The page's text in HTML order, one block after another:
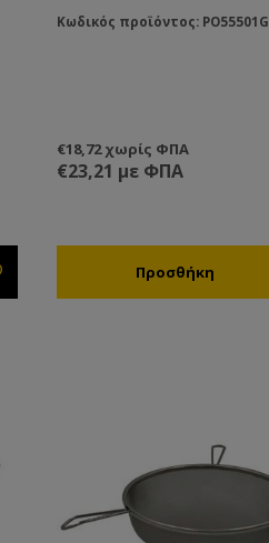
Κωδικός προϊόντος: PO55501G
€18,72 χωρίς ΦΠΑ
€23,21 με ΦΠΑ